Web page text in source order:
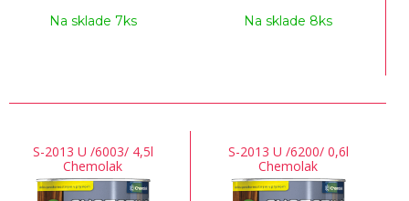
Na sklade 7ks Na sklade 8ks
S-2013 U /6003/ 4,5l
Chemolak
S-2013 U /6200/ 0,6l
Chemolak